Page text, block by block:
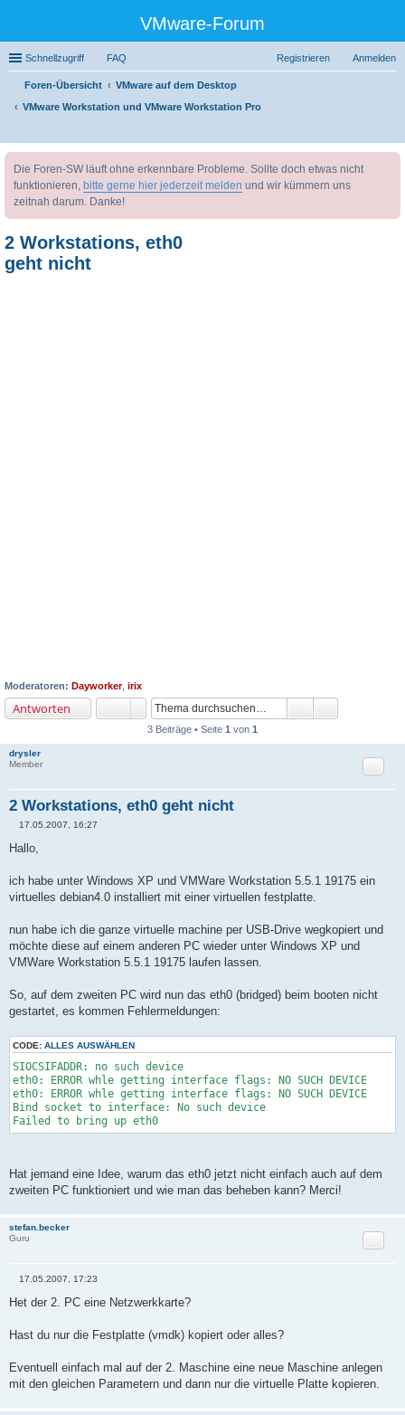
VMware-Forum
Schnellzugriff FAQ Anmelden
Registrieren
Foren-Übersicht
VMware auf dem Desktop
VMware Workstation und VMware Workstation Pro
uc
Die Foren-SW läuft ohne erkennbare Probleme. Sollte doch etwas nicht
funktionieren, bitte gerne hier jederzeit melden und wir kümmern uns
zeitnah darum. Danke!
2 Workstations, eth0
geht nicht
Moderatoren: Dayworker, irix
Antworten
3 Beiträge • Seite 1 von 1
drysler
Member
2 Workstations, eth0 geht nicht
Zitat
e
i
r
a
g
17.05.2007, 16:27
Hallo,
ich habe unter Windows XP und VMWare Workstation 5.5.1 19175 ein
virtuelles debian4.0 installiert mit einer virtuellen festplatte.
nun habe ich die ganze virtuelle machine per USB-Drive wegkopiert und
möchte diese auf einem anderen PC wieder unter Windows XP und
VMWare Workstation 5.5.1 19175 laufen lassen.
So, auf dem zweiten PC wird nun das eth0 (bridged) beim booten nicht
gestartet, es kommen Fehlermeldungen:
CODE: ALLES AUSWÄHLEN
SIOCSIFADDR: no such device
eth0: ERROR whle getting interface flags: NO SUCH DEVICE
eth0: ERROR whle getting interface flags: NO SUCH DEVICE
Bind socket to interface: No such device
Failed to bring up eth0
Hat jemand eine Idee, warum das eth0 jetzt nicht einfach auch auf dem
zweiten PC funktioniert und wie man das beheben kann? Merci!
stefan.becker
Guru
Zitat
i
a
17.05.2007, 17:23
Het der 2. PC eine Netzwerkkarte?
Hast du nur die Festplatte (vmdk) kopiert oder alles?
Eventuell einfach mal auf der 2. Maschine eine neue Maschine anlegen
mit den gleichen Parametern und dann nur die virtuelle Platte kopieren.